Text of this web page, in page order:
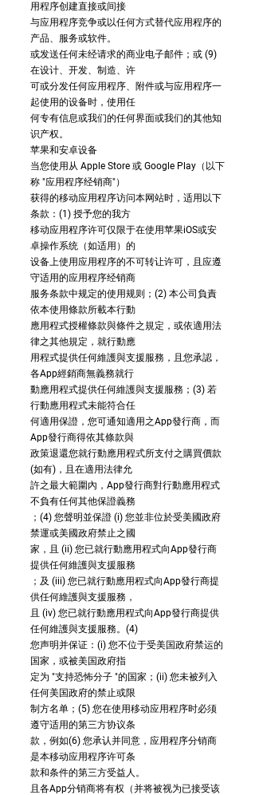
用程序创建直接或间接
与应用程序竞争或以任何方式替代应用程序的
产品、服务或软件。
或发送任何未经请求的商业电子邮件；或 (9)
在设计、开发、制造、许
可或分发任何应用程序、附件或与应用程序一
起使用的设备时，使用任
何专有信息或我们的任何界面或我们的其他知
识产权。
苹果和安卓设备
当您使用从 Apple Store 或 Google Play（以下
称 "应用程序经销商"）
获得的移动应用程序访问本网站时，适用以下
条款：(1) 授予您的我方
移动应用程序许可仅限于在使用苹果iOS或安
卓操作系统（如适用）的
设备上使用应用程序的不可转让许可，且应遵
守适用的应用程序经销商
服务条款中规定的使用规则；(2) 本公司負責
依本使用條款所載本行動
應用程式授權條款與條件之規定，或依適用法
律之其他規定，就行動應
用程式提供任何維護與支援服務，且您承認，
各App經銷商無義務就行
動應用程式提供任何維護與支援服務；(3) 若
行動應用程式未能符合任
何適用保證，您可通知適用之App發行商，而
App發行商得依其條款與
政策退還您就行動應用程式所支付之購買價款
(如有)，且在適用法律允
許之最大範圍內，App發行商對行動應用程式
不負有任何其他保證義務
；(4) 您聲明並保證 (i) 您並非位於受美國政府
禁運或美國政府禁止之國
家，且 (ii) 您已就行動應用程式向App發行商
提供任何維護與支援服務
；及 (iii) 您已就行動應用程式向App發行商提
供任何維護與支援服務，
且 (iv) 您已就行動應用程式向App發行商提供
任何維護與支援服務。(4)
您声明并保证：(i) 您不位于受美国政府禁运的
国家，或被美国政府指
定为 "支持恐怖分子 "的国家；(ii) 您未被列入
任何美国政府的禁止或限
制方名单；(5) 您在使用移动应用程序时必须
遵守适用的第三方协议条
款，例如(6) 您承认并同意，应用程序分销商
是本移动应用程序许可条
款和条件的第三方受益人。
且各App分销商将有权（并将被视为已接受该